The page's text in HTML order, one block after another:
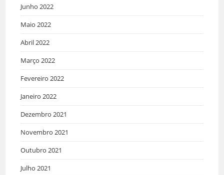
Junho 2022
Maio 2022
Abril 2022
Março 2022
Fevereiro 2022
Janeiro 2022
Dezembro 2021
Novembro 2021
Outubro 2021
Julho 2021